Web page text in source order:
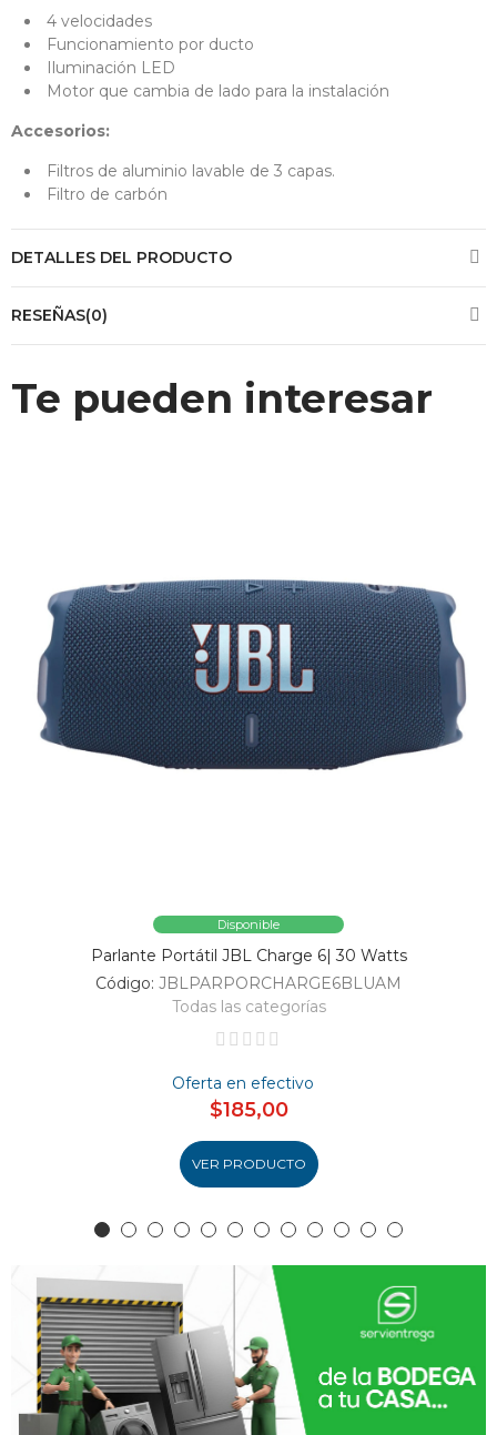
4 velocidades
Funcionamiento por ducto
Iluminación LED
Motor que cambia de lado para la instalación
Accesorios:
Filtros de aluminio lavable de 3 capas.
Filtro de carbón
DETALLES DEL PRODUCTO
RESEÑAS(0)
Te pueden interesar
Disponible
Parlante Portátil JBL Charge 6| 30 Watts
Código: JBLPARPORCHARGE6BLUAM
Todas las categorías
Oferta en efectivo
$185,00
VER PRODUCTO